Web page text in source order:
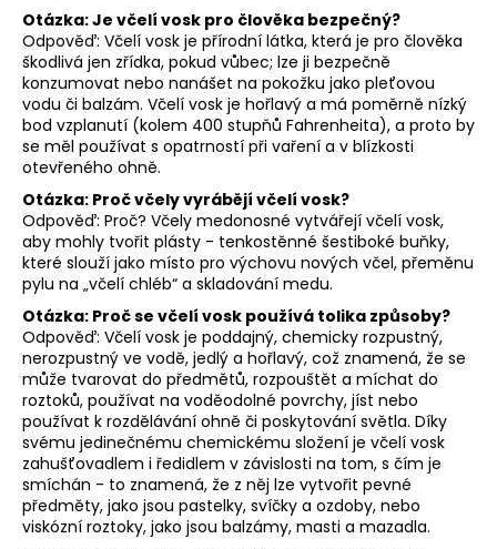
Otázka: Je včelí vosk pro člověka bezpečný?
Odpověď: Včelí vosk je přírodní látka, která je pro člověka
škodlivá jen zřídka, pokud vůbec; lze ji bezpečně
konzumovat nebo nanášet na pokožku jako pleťovou
vodu či balzám. Včelí vosk je hořlavý a má poměrně nízký
bod vzplanutí (kolem 400 stupňů Fahrenheita), a proto by
se měl používat s opatrností při vaření a v blízkosti
otevřeného ohně.
Otázka: Proč včely vyrábějí včelí vosk?
Odpověď: Proč? Včely medonosné vytvářejí včelí vosk,
aby mohly tvořit plásty - tenkostěnné šestiboké buňky,
které slouží jako místo pro výchovu nových včel, přeměnu
pylu na „včelí chléb“ a skladování medu.
Otázka: Proč se včelí vosk používá tolika způsoby?
Odpověď: Včelí vosk je poddajný, chemicky rozpustný,
nerozpustný ve vodě, jedlý a hořlavý, což znamená, že se
může tvarovat do předmětů, rozpouštět a míchat do
roztoků, používat na voděodolné povrchy, jíst nebo
používat k rozdělávání ohně či poskytování světla. Díky
svému jedinečnému chemickému složení je včelí vosk
zahušťovadlem i ředidlem v závislosti na tom, s čím je
smíchán - to znamená, že z něj lze vytvořit pevné
předměty, jako jsou pastelky, svíčky a ozdoby, nebo
viskózní roztoky, jako jsou balzámy, masti a mazadla.